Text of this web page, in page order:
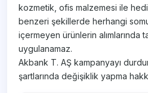
kozmetik, ofis malzemesi ile
benzeri şekillerde herhangi
içermeyen ürünlerin alımlarında
uygulanamaz.
Akbank T. AŞ kampanyayı
şartlarında değişiklik yapma